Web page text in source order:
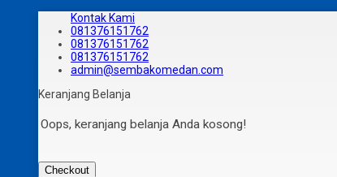
Kontak Kami
081376151762
081376151762
081376151762
admin@sembakomedan.com
Keranjang Belanja
Oops, keranjang belanja Anda kosong!
Checkout